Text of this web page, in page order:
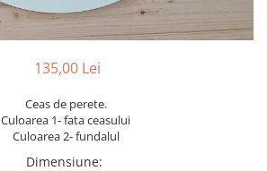
135,00 Lei
Ceas de perete.
Culoarea 1- fata ceasului
Culoarea 2- fundalul
Dimensiune: